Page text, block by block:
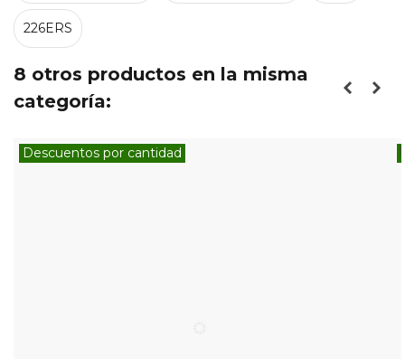
226ERS
8 otros productos en la misma
categoría:
Descuentos por cantidad